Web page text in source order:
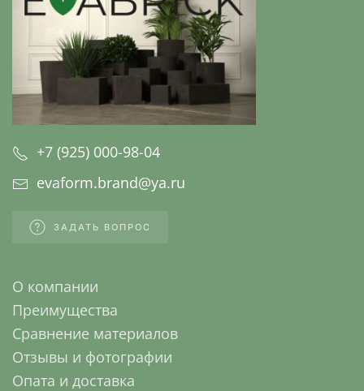
+7 (925) 000-98-04
evaform.brand@ya.ru
ЗАДАТЬ ВОПРОС
О компании
Преимущества
Сравнение материалов
Отзывы и фотографии
Опата и доставка